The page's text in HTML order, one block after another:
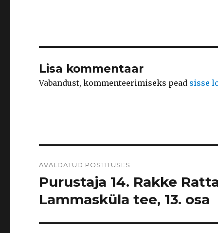
Lisa kommentaar
Vabandust, kommenteerimiseks pead sisse
AVALDATUD POSTITUSES
Purustaja 14. Rakke
Lammasküla tee, 13. osa